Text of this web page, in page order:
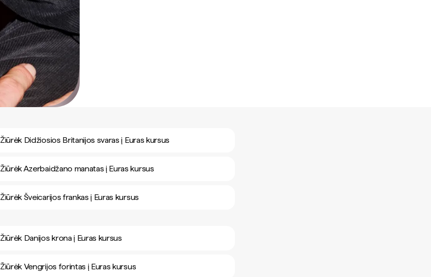
Žiūrėk Didžiosios Britanijos svaras į Euras kursus
Žiūrėk Azerbaidžano manatas į Euras kursus
Žiūrėk Šveicarijos frankas į Euras kursus
Žiūrėk Danijos krona į Euras kursus
Žiūrėk Vengrijos forintas į Euras kursus